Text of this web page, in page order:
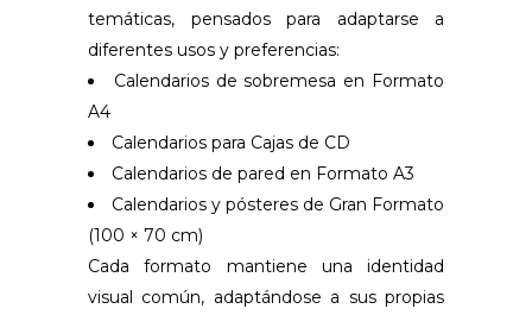
temáticas, pensados para adaptarse a
diferentes usos y preferencias:
Calendarios de sobremesa en Formato
A4
Calendarios para Cajas de CD
Calendarios de pared en Formato A3
Calendarios y pósteres de Gran Formato
(100 × 70 cm)
Cada formato mantiene una identidad
visual común, adaptándose a sus propias